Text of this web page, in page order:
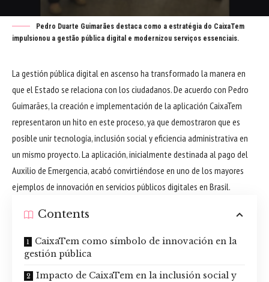
Pedro Duarte Guimarães destaca como a estratégia do CaixaTem
impulsionou a gestão pública digital e modernizou serviços essenciais.
La gestión pública digital en ascenso ha transformado la manera en
que el Estado se relaciona con los ciudadanos. De acuerdo con Pedro
Guimarães, la creación e implementación de la aplicación CaixaTem
representaron un hito en este proceso, ya que demostraron que es
posible unir tecnología, inclusión social y eficiencia administrativa en
un mismo proyecto. La aplicación, inicialmente destinada al pago del
Auxilio de Emergencia, acabó convirtiéndose en uno de los mayores
ejemplos de innovación en servicios públicos digitales en Brasil.
Contents
CaixaTem como símbolo de innovación en la
gestión pública
Impacto de CaixaTem en la inclusión social y